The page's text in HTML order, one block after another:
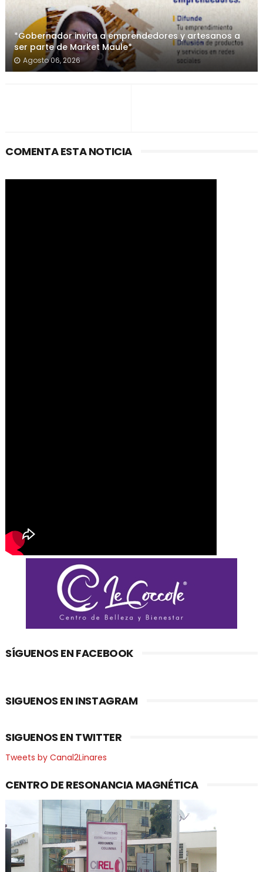
*Gobernador invita a emprendedores y artesanos a
ser parte de Market Maule*
Agosto 06, 2026
COMENTA ESTA NOTICIA
SÍGUENOS EN FACEBOOK
SIGUENOS EN INSTAGRAM
SIGUENOS EN TWITTER
Tweets by Canal2Linares
CENTRO DE RESONANCIA MAGNÉTICA